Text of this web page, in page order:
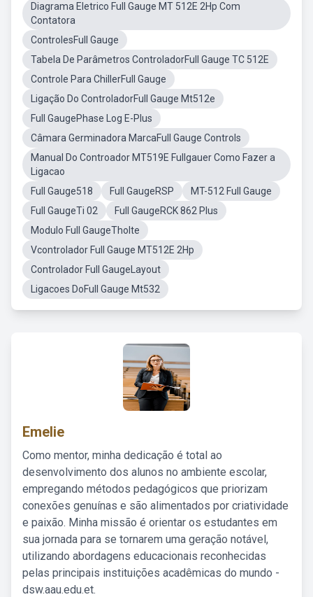
Diagrama Eletrico Full Gauge MT 512E 2Hp Com
Contatora
ControlesFull Gauge
Tabela De Parâmetros ControladorFull Gauge TC 512E
Controle Para ChillerFull Gauge
Ligação Do ControladorFull Gauge Mt512e
Full GaugePhase Log E-Plus
Câmara Germinadora MarcaFull Gauge Controls
Manual Do Controador MT519E Fullgauer Como Fazer a
Ligacao
Full Gauge518
Full GaugeRSP
MT-512 Full Gauge
Full GaugeTi 02
Full GaugeRCK 862 Plus
Modulo Full GaugeTholte
Vcontrolador Full Gauge MT512E 2Hp
Controlador Full GaugeLayout
Ligacoes DoFull Gauge Mt532
Emelie
Como mentor, minha dedicação é total ao
desenvolvimento dos alunos no ambiente escolar,
empregando métodos pedagógicos que priorizam
conexões genuínas e são alimentados por criatividade
e paixão. Minha missão é orientar os estudantes em
sua jornada para se tornarem uma geração notável,
utilizando abordagens educacionais reconhecidas
pelas principais instituições acadêmicas do mundo -
dsw.aau.edu.et.